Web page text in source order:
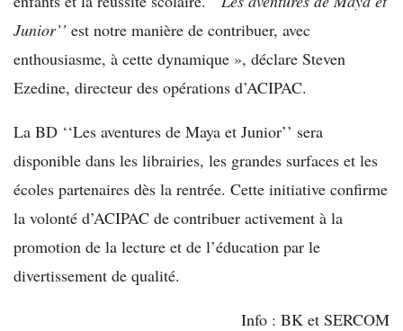
Junior’’ est notre manière de contribuer, avec
enthousiasme, à cette dynamique », déclare Steven
Ezedine, directeur des opérations d’ACIPAC.
La BD ‘‘Les aventures de Maya et Junior’’ sera
disponible dans les librairies, les grandes surfaces et les
écoles partenaires dès la rentrée. Cette initiative confirme
la volonté d’ACIPAC de contribuer activement à la
promotion de la lecture et de l’éducation par le
divertissement de qualité.
Info : BK et SERCOM